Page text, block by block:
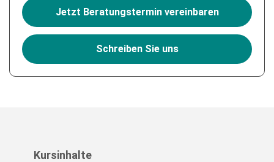
Jetzt Beratungstermin vereinbaren
Schreiben Sie uns
Kursinhalte